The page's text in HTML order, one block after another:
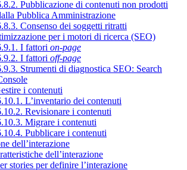
Pubblicazione di contenuti non prodotti
Pubblica Amministrazione
Consenso dei soggetti ritratti
per i motori di ricerca (SEO)
I fattori on-page
I fattori off-page
Strumenti di diagnostica SEO: Search
i contenuti
L’inventario dei contenuti
Revisionare i contenuti
Migrare i contenuti
Pubblicare i contenuti
dell’interazione
dell’interazione
stories per definire l’interazione